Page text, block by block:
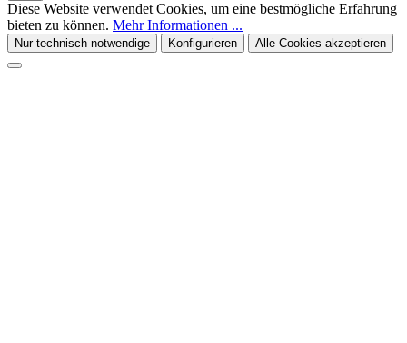
Diese Website verwendet Cookies, um eine bestmögliche Erfahrung
bieten zu können. Mehr Informationen ...
Nur technisch notwendige Konfigurieren Alle Cookies akzeptieren